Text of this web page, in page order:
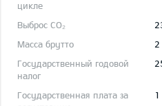
2